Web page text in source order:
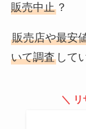
販売中止？
販売店や最安
いて調査して
＼